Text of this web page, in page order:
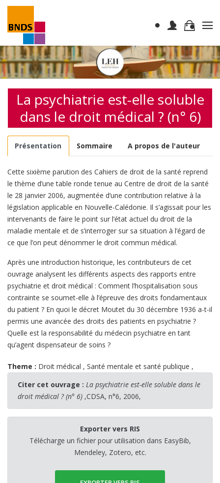
La psychiatrie est-elle soluble
dans le droit médical ? (n° 6)
Présentation Sommaire A propos de l'auteur
Cette sixième parution des Cahiers de droit de la santé reprend
le thème d’une table ronde tenue au Centre de droit de la santé
le 28 janvier 2006, augmentée d’une contribution relative à la
législation applicable en Nouvelle-Calédonie. Il s’agissait pour les
intervenants de faire le point sur l’état actuel du droit de la
maladie mentale et de s’interroger sur sa situation à l’égard de
ce que l’on peut dénommer le droit commun médical.
Après une introduction historique, les contributeurs de cet
ouvrage analysent les différents aspects des rapports entre
psychiatrie et droit médical : Comment l’hospitalisation sous
contrainte se soumet-elle à l’épreuve des droits fondamentaux
du patient ? En quoi le décret Moutet du 30 décembre 1936 a-t-il
permis une avancée des droits des patients en psychiatrie ?
Quelle est la responsabilité du médecin psychiatre en tant
qu’agent dispensateur de soins ?
Theme : Droit médical , Santé mentale et santé publique ,
Citer cet ouvrage : La psychiatrie est-elle soluble dans le
droit médical ? (n° 6) ,CDSA, n°6, 2006,
Exporter vers RIS
Télécharge un fichier pour utilisation dans EasyBib,
Mendeley, Zotero, etc.